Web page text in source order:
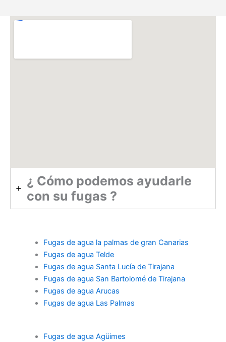
¿ Cómo podemos ayudarle
con su fugas ?
Fugas de agua la palmas de gran Canarias
Fugas de agua Telde
Fugas de agua Santa Lucía de Tirajana
Fugas de agua San Bartolomé de Tirajana
Fugas de agua Arucas
Fugas de agua Las Palmas
Fugas de agua Agüimes